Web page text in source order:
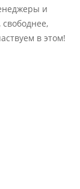
и
в этом!